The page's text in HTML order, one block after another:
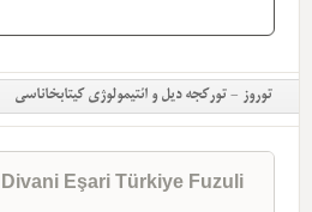
توروز - تورکجه دیل و ائتیمولوژی کیتابخاناسی
Divani Eşari Türkiye Fuzuli